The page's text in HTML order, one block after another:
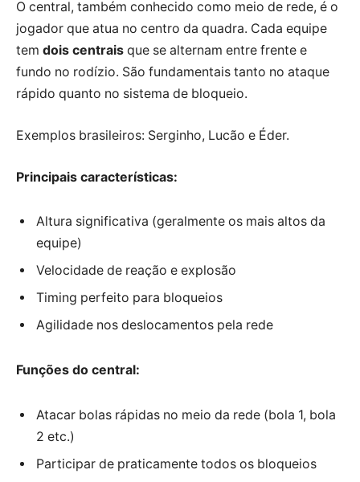
O central, também conhecido como meio de rede, é o
jogador que atua no centro da quadra. Cada equipe
tem dois centrais que se alternam entre frente e
fundo no rodízio. São fundamentais tanto no ataque
rápido quanto no sistema de bloqueio.
Exemplos brasileiros: Serginho, Lucão e Éder.
Principais características:
Altura significativa (geralmente os mais altos da
equipe)
Velocidade de reação e explosão
Timing perfeito para bloqueios
Agilidade nos deslocamentos pela rede
Funções do central:
Atacar bolas rápidas no meio da rede (bola 1, bola
2 etc.)
Participar de praticamente todos os bloqueios